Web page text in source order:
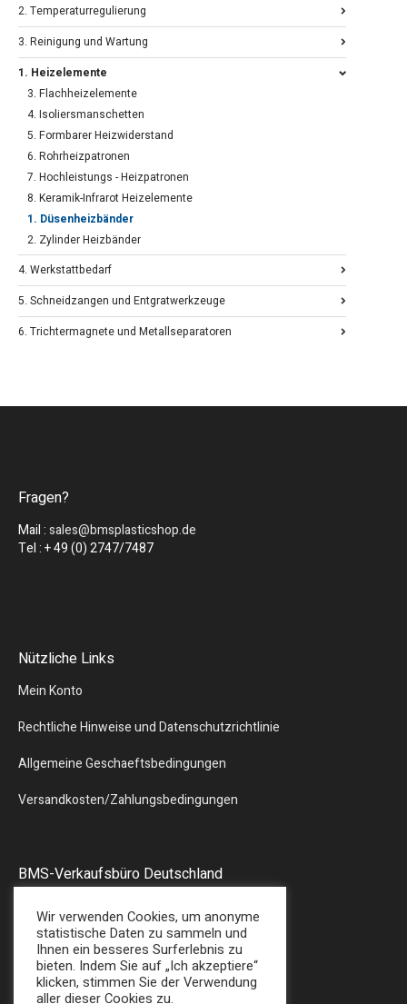
2. Temperaturregulierung
3. Reinigung und Wartung
1. Heizelemente
3. Flachheizelemente
4. Isoliersmanschetten
5. Formbarer Heizwiderstand
6. Rohrheizpatronen
7. Hochleistungs - Heizpatronen
8. Keramik-Infrarot Heizelemente
1. Düsenheizbänder
2. Zylinder Heizbänder
4. Werkstattbedarf
5. Schneidzangen und Entgratwerkzeuge
6. Trichtermagnete und Metallseparatoren
Fragen?
Mail :sales@bmsplasticshop.de
Tel : + 49 (0) 2747/7487
Nützliche Links
Mein Konto
Rechtliche Hinweise und Datenschutzrichtlinie
Allgemeine Geschaeftsbedingungen
Versandkosten/Zahlungsbedingungen
BMS-Verkaufsbüro Deutschland
57580 – GEBHARDSHAIN
Tel : + 49 (0) 2747/7487
E-Mail: sales@bmsplasticshop.de
Wir verwenden Cookies, um anonyme
statistische Daten zu sammeln und
Ihnen ein besseres Surferlebnis zu
bieten. Indem Sie auf „Ich akzeptiere“
klicken, stimmen Sie der Verwendung
aller dieser Cookies zu.